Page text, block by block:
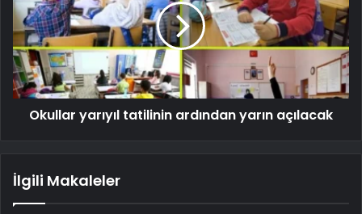
Okullar yarıyıl tatilinin ardından yarın açılacak
İlgili Makaleler